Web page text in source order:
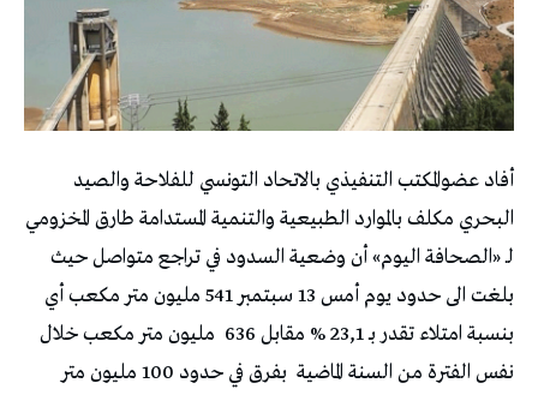
أفاد عضوالمكتب التنفيذي بالاتحاد التونسي للفلاحة والصيد
البحري مكلف بالموارد الطبيعية والتنمية المستدامة طارق المخزومي
لـ «الصحافة اليوم» أن وضعية السدود في تراجع متواصل حيث
بلغت الى حدود يوم أمس 13 سبتمبر 541 مليون متر مكعب أي
بنسبة امتلاء تقدر بـ 23,1 % مقابل 636
مليون متر مكعب خلال
نفس الفترة من السنة الماضية
بفرق في حدود 100 مليون متر